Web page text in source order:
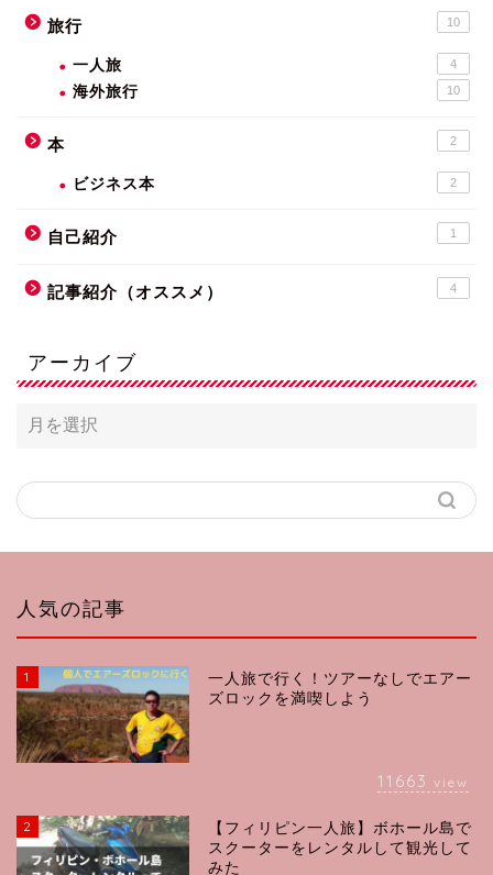
旅行 10
一人旅 4
海外旅行 10
本 2
ビジネス本 2
自己紹介 1
記事紹介（オススメ） 4
アーカイブ
人気の記事
1
一人旅で行く！ツアーなしでエアー
ズロックを満喫しよう
11663 view
2
【フィリピン一人旅】ボホール島で
スクーターをレンタルして観光して
みた